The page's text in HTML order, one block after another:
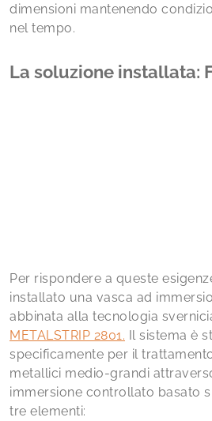
dimensioni mantenendo
nel tempo.
La soluzione installata:
Per rispondere a queste
installato una vasca ad
abbinata alla tecnologia
METALSTRIP 2801. Il sistema è
specificamente per il
metallici medio-grandi
immersione controllato basato
tre elementi: